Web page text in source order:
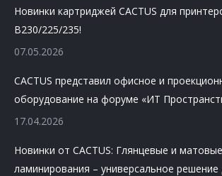
Новинки картриджей CACTUS для
B230/225/235!
07.05.2026
CACTUS представил офисное и
оборудование на форуме «ИТ
17.04.2026
Новинки от CACTUS: Глянцевые и
ламинирования – универсальное